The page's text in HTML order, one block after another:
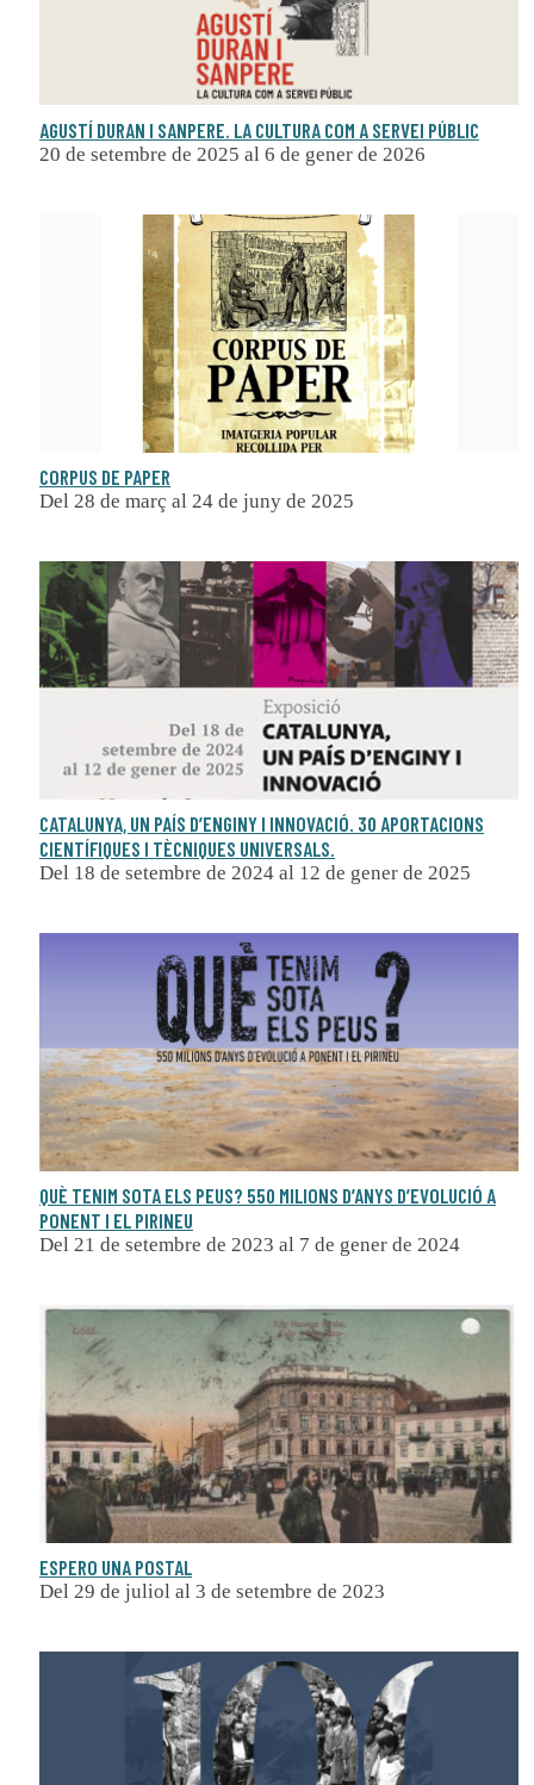
AGUSTÍ DURAN I SANPERE. LA CULTURA COM A SERVEI PÚBLIC
20 de setembre de 2025 al 6 de gener de 2026
CORPUS DE PAPER
Del 28 de març al 24 de juny de 2025
CATALUNYA, UN PAÍS D’ENGINY I INNOVACIÓ. 30 APORTACIONS
CIENTÍFIQUES I TÈCNIQUES UNIVERSALS.
Del 18 de setembre de 2024 al 12 de gener de 2025
QUÈ TENIM SOTA ELS PEUS? 550 MILIONS D’ANYS D’EVOLUCIÓ A
PONENT I EL PIRINEU
Del 21 de setembre de 2023 al 7 de gener de 2024
ESPERO UNA POSTAL
Del 29 de juliol al 3 de setembre de 2023